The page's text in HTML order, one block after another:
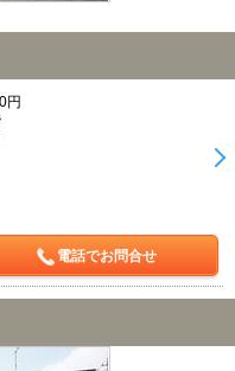
円
電話でお問合せ